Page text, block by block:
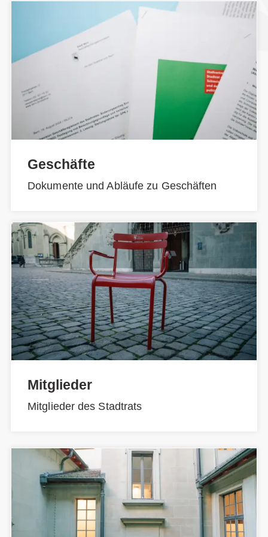
Geschäfte
Dokumente und Abläufe zu Geschäften
Mitglieder
Mitglieder des Stadtrats